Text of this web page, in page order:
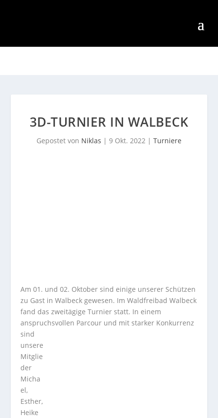
3D-TURNIER IN WALBECK
Gepostet von Niklas | 9 Okt. 2022 | Turniere
Am 01. und 02. Oktober sind einige unserer Schützen
zu Gast in Walbeck gewesen. Im Waldfreibad Walbeck
fand das zweitägige Turnier statt. In einem
anspruchsvollen Parcour und mit starker Konkurrenz
sind
unsere
Mitglie
der
Micha
el,
Esther,
Heike